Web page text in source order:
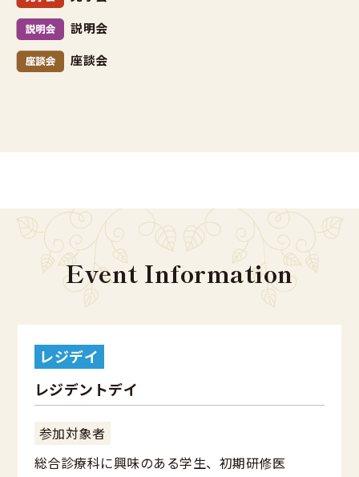
説明会
座談会
Event Information
レジデイ
レジデントデイ
参加対象者
総合診療科に興味のある学生、初期研修医